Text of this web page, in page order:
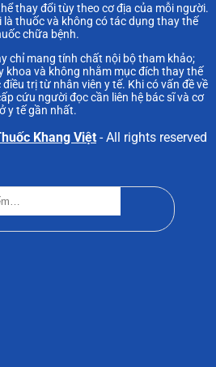
thay đổi tùy theo cơ địa của mỗi người.
là thuốc và không có tác dụng thay thế
chữa bệnh.
chỉ mang tính chất nội bộ tham khảo;
khoa và không nhằm mục đích thay thế
trị từ nhân viên y tế. Khi có vấn đề về
cứu người đọc cần liên hệ bác sĩ và cơ
y tế gần nhất.
Khang Việt - All rights reserved